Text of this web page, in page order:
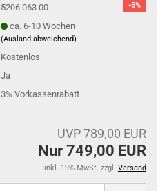
-5%
5206 063 00
ca. 6-10 Wochen
(Ausland abweichend)
Kostenlos
Ja
3% Vorkassenrabatt
UVP 789,00 EUR
Nur 749,00 EUR
inkl. 19% MwSt. zzgl. Versand